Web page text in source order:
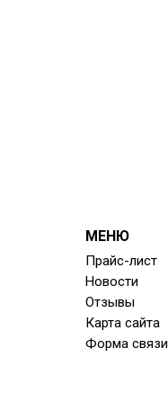
МЕНЮ
Прайс-лист
Новости
Отзывы
Карта сайта
Форма связи